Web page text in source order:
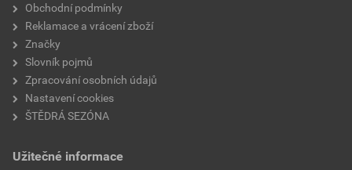
Obchodní podmínky
Reklamace a vrácení zboží
Značky
Slovník pojmů
Zpracování osobních údajů
Nastavení cookies
ŠTĚDRÁ SEZÓNA
Užitečné informace